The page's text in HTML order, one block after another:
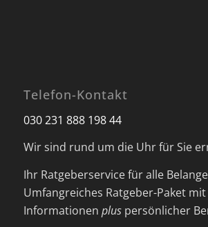
Telefon-Kontakt
030 231 888 198 44
Wir sind rund um die Uhr für Sie
Ihr Ratgeberservice für alle
Umfangreiches Ratgeber-Paket
Informationen pluspersönlicher